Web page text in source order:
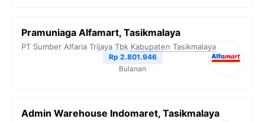
Pramuniaga Alfamart, Tasikmalaya
PT Sumber Alfaria Trijaya Tbk Kabupaten Tasikmalaya
Rp 2.801.946
Bulanan
Admin Warehouse Indomaret, Tasikmalaya